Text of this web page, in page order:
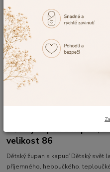
Dětský župan
Lamový velikost
Dětský župan s kapucí,
velikost 86
Dětský župan s kapucí Dětský svět
příjemného, heboučkého,